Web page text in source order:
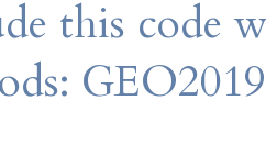
this code